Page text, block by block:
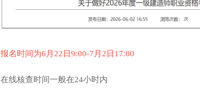
报名时间为6月22日9:00-7月2日17:00
在线核查时间一般在24小时内